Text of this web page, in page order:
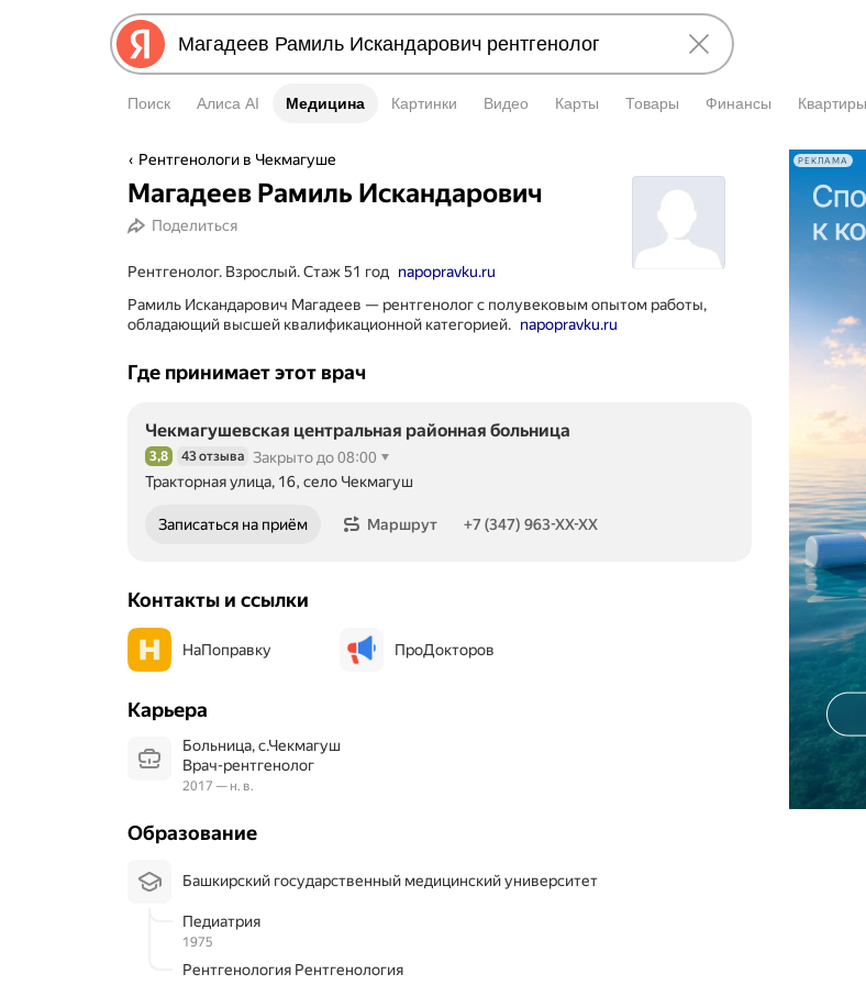
Поиск Алиса AI Медицина
Медицина Картинки Видео Карты Товары Финансы Квартиры
Рентгенологи в Чекмагуше
Магадеев Рамиль Искандарович
Поделиться
Рентгенолог. Взрослый. Стаж 51 год
napopravku.ru
Рамиль Искандарович Магадеев — рентгенолог с полувековым опытом работы,
обладающий высшей квалификационной категорией. napopravku.ru
Где принимает этот врач
Чекмагушевская центральная районная больница
Рейтинг 3,8 из 5
3,8 43 отзыва Закрыто до 08:00
Тракторная улица, 16, село Чекмагуш
Записаться на приём Маршрут
Номер телефона: +73479635149 +7 (347) 963-XX-XX
Контакты и ссылки
НаПоправку ПроДокторов
Карьера
Больница, с.Чекмагуш
Врач-рентгенолог
2017 — н. в.
Образование
Башкирский государственный медицинский университет
Педиатрия
1975
Рентгенология Рентгенология
РЕКЛАМА